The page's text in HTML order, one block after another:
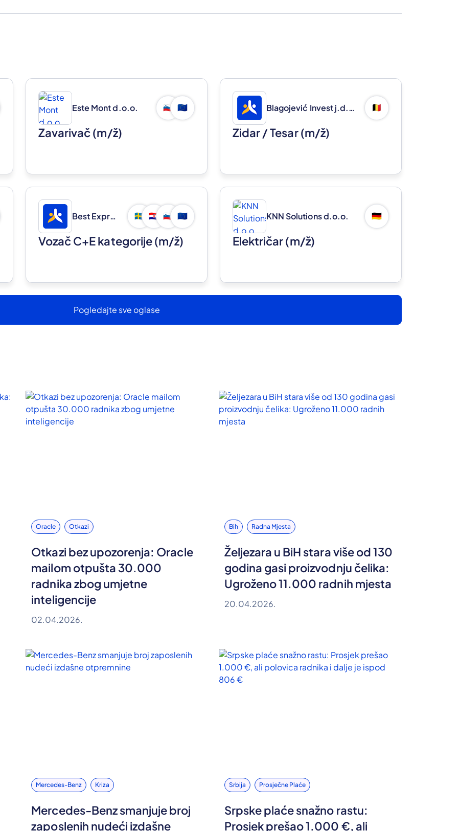
Este Mont d.o.o. 🇸🇮 🇪🇺
Zavarivač (m/ž)
Blagojević Invest j.d.o.o. 🇧🇪
Zidar / Tesar(m/ž)
Best Express d.o.o. 🇸🇪 🇭🇷 🇸🇮 🇪🇺
Vozač C+E kategorije(m/ž)
KNN Solutions d.o.o. 🇩🇪
Električar(m/ž)
Pogledajte sve oglase
Oracle Otkazi
Otkazi bez upozorenja: Oracle
mailom otpušta 30.000
radnika zbog umjetne
inteligencije
02.04.2026.
Bih Radna Mjesta
Željezara u BiH stara više od 130
godina gasi proizvodnju čelika:
Ugroženo 11.000 radnih mjesta
20.04.2026.
Mercedes-Benz Kriza
Mercedes-Benz smanjuje broj
zaposlenih nudeći izdašne
Srbija Prosječne Plaće
Srpske plaće snažno rastu:
Prosjek prešao 1.000 €, ali